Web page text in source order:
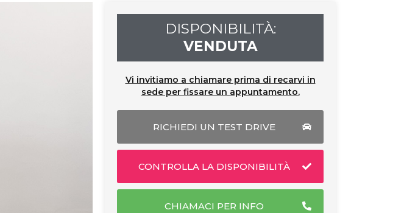
DISPONIBILITÀ:
VENDUTA
Vi invitiamo a chiamare prima di recarvi in
sede per fissare un appuntamento.
RICHIEDI UN TEST DRIVE
CONTROLLA LA DISPONIBILITÀ
CHIAMACI PER INFO